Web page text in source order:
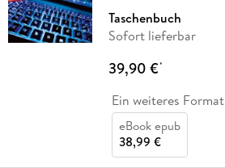
Taschenbuch
Sofort lieferbar
39,90 €*
Ein weiteres Format
eBook epub
38,99 €